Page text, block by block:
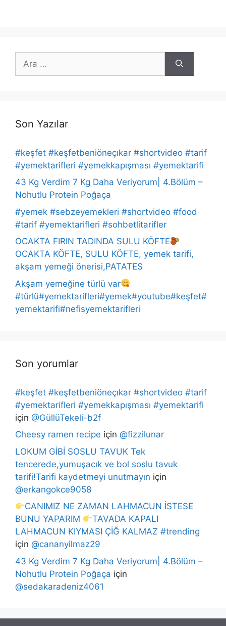
ara
Son Yazılar
#keşfet #keşfetbeniöneçıkar #shortvideo #tarif
#yemektarifleri #yemekkapışması #yemektarifi
43 Kg Verdim 7 Kg Daha Veriyorum| 4.Bölüm –
Nohutlu Protein Poğaça
#yemek #sebzeyemekleri #shortvideo #food
#tarif #yemektarifleri #sohbetlitarifler
OCAKTA FIRIN TADINDA SULU KÖFTE
OCAKTA KÖFTE, SULU KÖFTE, yemek tarifi,
akşam yemeği önerisi,PATATES
Akşam yemeğine türlü var
#türlü#yemektarifleri#yemek#youtube#keşfet#
yemektarifi#nefisyemektarifleri
Son yorumlar
#keşfet #keşfetbeniöneçıkar #shortvideo #tarif
#yemektarifleri #yemekkapışması #yemektarifi
için @GüllüTekeli-b2f
Cheesy ramen recipe için @fizzilunar
LOKUM GİBİ SOSLU TAVUK Tek
tencerede,yumuşacık ve bol soslu tavuk
tarifi!Tarifi kaydetmeyi unutmayın için
@erkangokce9058
CANIMIZ NE ZAMAN LAHMACUN İSTESE
BUNU YAPARIM
TAVADA KAPALI
LAHMACUN KIYMASI ÇİĞ KALMAZ #trending
için @cananyilmaz29
43 Kg Verdim 7 Kg Daha Veriyorum| 4.Bölüm –
Nohutlu Protein Poğaça için
@sedakaradeniz4061